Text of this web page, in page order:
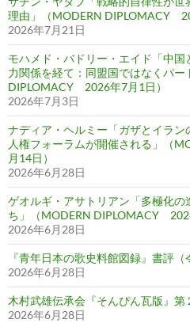
理由」（MODERN DIPLOMACY
2026年7月21日
モハメド・バドリー・エイド「中
力関係を経て：同盟国ではなくパー
DIPLOMACY 2026年7月1日）
2026年7月3日
ナディア・ヘルミー「ガザとイラ
人権フォーラムが開催される」（
月14日）
2026年6月28日
ゲオルギ・アサトリアン「多極化
ち」（MODERN DIPLOMACY
2026年6月28日
『青年日本の歌史料館図録』書評（
2026年6月28日
木村武雄伝承会『そんぴん瓦版』第
2026年6月28日